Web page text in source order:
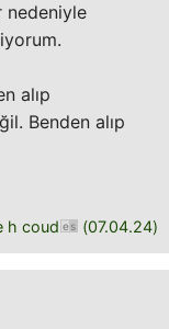
nedeniyle
alıp
Benden alıp
h coud (07.04.24)